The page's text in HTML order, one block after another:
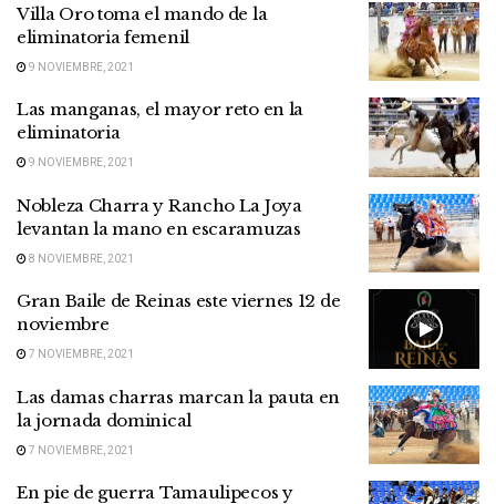
Villa Oro toma el mando de la
eliminatoria femenil
9 NOVIEMBRE, 2021
Las manganas, el mayor reto en la
eliminatoria
9 NOVIEMBRE, 2021
Nobleza Charra y Rancho La Joya
levantan la mano en escaramuzas
8 NOVIEMBRE, 2021
Gran Baile de Reinas este viernes 12 de
noviembre
7 NOVIEMBRE, 2021
Las damas charras marcan la pauta en
la jornada dominical
7 NOVIEMBRE, 2021
En pie de guerra Tamaulipecos y